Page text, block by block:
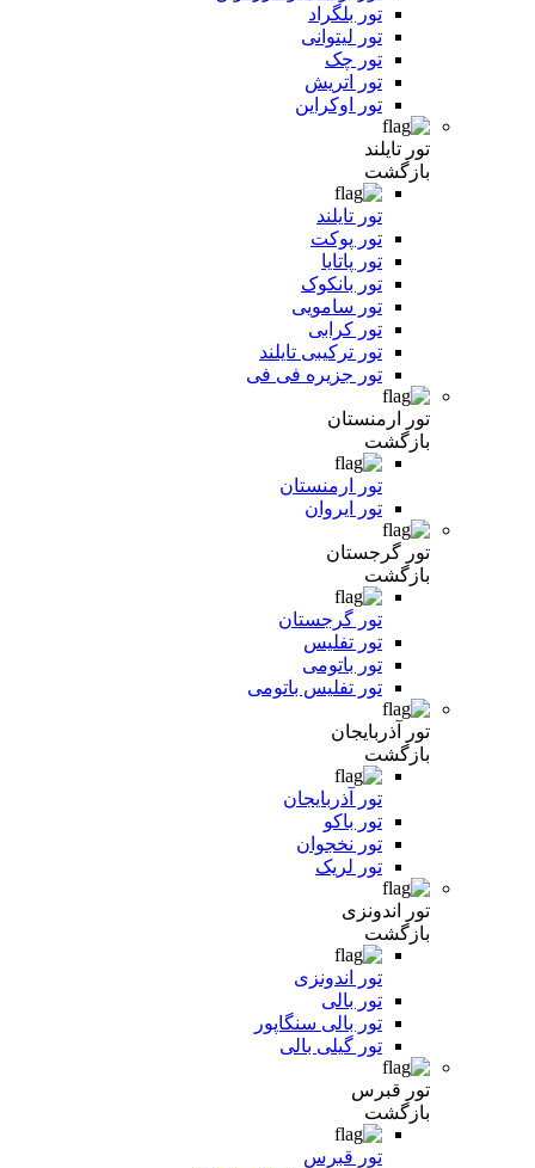
تور بلگراد
تور لیتوانی
تور چک
تور اتریش
تور اوکراین
تور تایلند
بازگشت
تور تایلند
تور پوکت
تور پاتایا
تور بانکوک
تور سامویی
تور کرابی
تور ترکیبی تایلند
تور جزیره فی فی
تور ارمنستان
بازگشت
تور ارمنستان
تور ایروان
تور گرجستان
بازگشت
تور گرجستان
تور تفلیس
تور باتومی
تور تفلیس باتومی
تور آذربایجان
بازگشت
تور آذربایجان
تور باکو
تور نخجوان
تور لریک
تور اندونزی
بازگشت
تور اندونزی
تور بالی
تور بالی سنگاپور
تور گیلی بالی
تور قبرس
بازگشت
تور قبرس